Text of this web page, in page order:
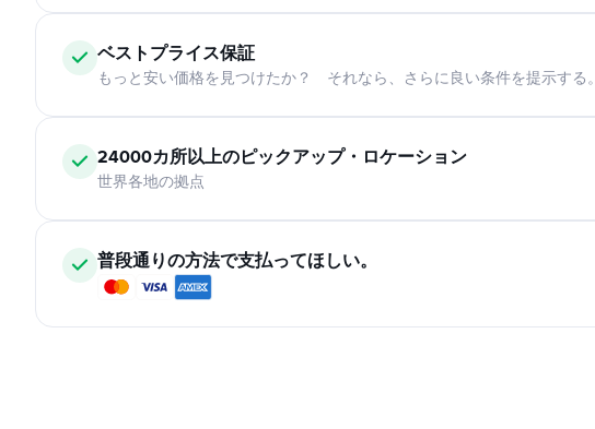
ベストプライス保証
もっと安い価格を見つけたか？ それなら、さらに良い条件を提示する。
24000カ所以上のピックアップ・ロケーション
世界各地の拠点
普段通りの方法で支払ってほしい。